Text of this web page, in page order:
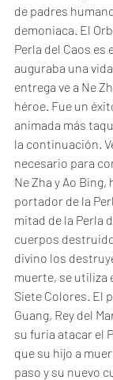
de padres
demoniaca. El
Perla del Caos es
auguraba una
entrega ve a Ne
héroe. Fue un
animada más
la continuación.
necesario para
Ne Zha y Ao Bing,
portador de la
mitad de la Perla
cuerpos
divino los
muerte, se utiliza
Siete Colores. El
Guang, Rey del
su furia atacar el
que su hijo a
paso y su nuevo